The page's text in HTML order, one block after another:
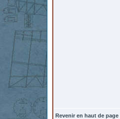
Revenir en haut de page